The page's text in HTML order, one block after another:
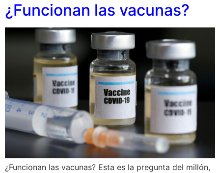
¿Funcionan las vacunas?
¿Funcionan las vacunas? Esta es la pregunta del millón,